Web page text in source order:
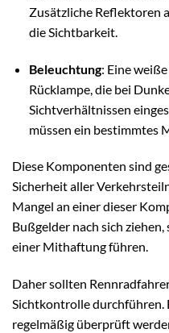
Zusätzliche Reflektoren
die Sichtbarkeit.
Beleuchtung: Eine
Rücklampe, die bei
Sichtverhältnissen
müssen ein bestimmtes
Diese Komponenten sind
Sicherheit aller
Mangel an einer dieser
Bußgelder nach sich
einer Mithaftung führen.
Daher sollten
Sichtkontrolle durchführen.
regelmäßig überprüft